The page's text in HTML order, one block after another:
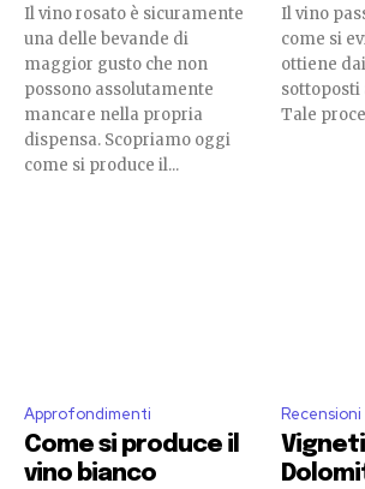
Il vino rosato è sicuramente
una delle bevande di
maggior gusto che non
possono assolutamente
mancare nella propria
dispensa. Scopriamo oggi
come si produce il...
Il vino
come si
ottiene
sottoposti
Tale
Approfondimenti
Come si produce il
vino bianco
Recensioni